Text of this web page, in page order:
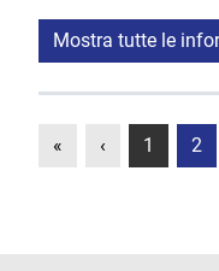
Mostra tutte le
« ‹ 1 2